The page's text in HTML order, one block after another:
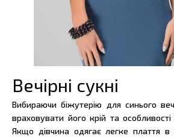
Вечірні сукні
Вибираючи біжутерію для синього
враховувати його крій та особливості
Якщо дівчина одягає легке плаття